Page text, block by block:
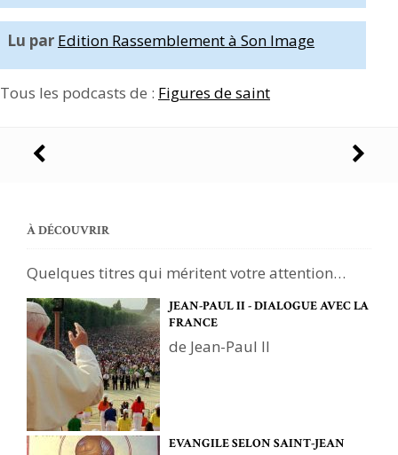
Lu par Edition Rassemblement à Son Image
Tous les podcasts de : Figures de saint
Navigation
articles
À DÉCOUVRIR
Quelques titres qui méritent votre attention…
JEAN-PAUL II - DIALOGUE AVEC LA
FRANCE
de Jean-Paul II
EVANGILE SELON SAINT-JEAN